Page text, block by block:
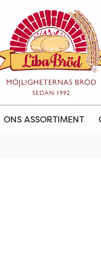
ONS ASSORTIMENT